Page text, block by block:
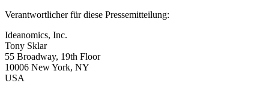
Verantwortlicher für diese Pressemitteilung:
Ideanomics, Inc.
Tony Sklar
55 Broadway, 19th Floor
10006 New York, NY
USA